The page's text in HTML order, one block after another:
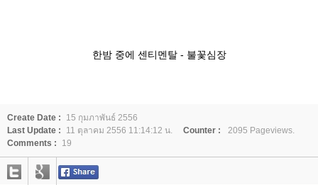
한밤 중에 센티멘탈 - 불꽃심장
Create Date :
15 กุมภาพันธ์ 2556
Last Update :
11 ตุลาคม 2556 11:14:12 น. Counter :
2095 Pageviews.
Comments :
19